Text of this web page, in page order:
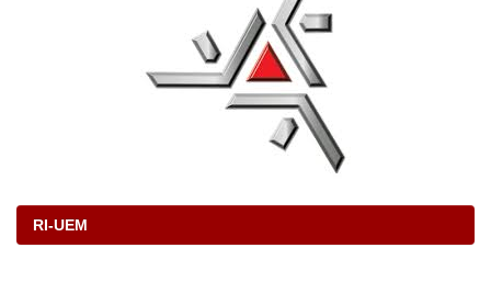
RI-UEM